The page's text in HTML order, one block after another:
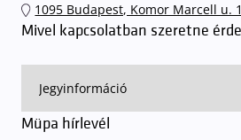
sorompókat rendszámfelismerő
ingyenes azon vendégeink számára,
rendjének részletes leírásaelérhető itt.
1095 Budapest, Komor Marcell u.
Mivel kapcsolatban szeretne
Müpa hírlevél